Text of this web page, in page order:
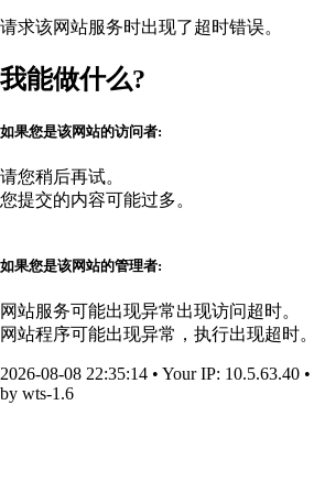
请求该网站服务时出现了超时错误。
我能做什么?
如果您是该网站的访问者:
请您稍后再试。
您提交的内容可能过多。
如果您是该网站的管理者:
网站服务可能出现异常出现访问超时。
网站程序可能出现异常，执行出现超时。
2026-08-08 22:35:14 • Your IP: 10.5.63.40 •
by wts-1.6